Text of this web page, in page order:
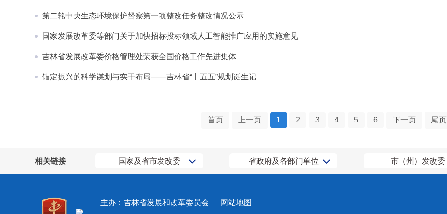
第二轮中央生态环境保护督察第一项整改任务整改情况公示
国家发展改革委等部门关于加快招标投标领域人工智能推广应用的实施意见
吉林省发展改革委价格管理处荣获全国价格工作先进集体
锚定振兴的科学谋划与实干布局——吉林省“十五五”规划诞生记
首页 上一页 1 2 3 4 5 6 下一页 尾页
相关链接 国家及省市发改委 省政府及各部门单位 市（州）发改委
主办：吉林省发展和改革委员会
网站地图